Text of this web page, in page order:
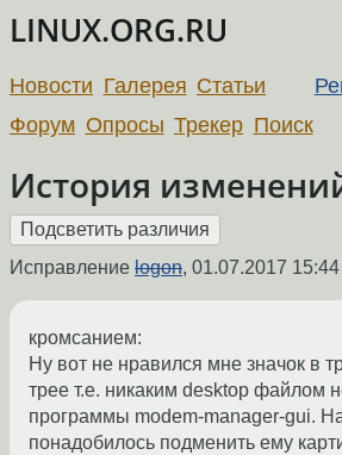
LINUX.ORG.RU
Новости Галерея Статьи
Форум Опросы Трекер Поиск
История
Исправление logon, 01.07.2017 15:44
кромсанием:
Ну вот не нравился мне значок в
трее т.е. никаким desktop файлом
программы modem-manager-gui.
понадобилось подменить ему